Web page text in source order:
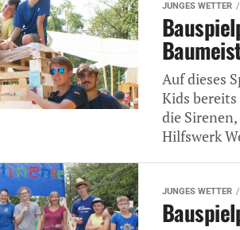
JUNGES WETTER
Auf dieses
Kids
die
Hilfswerk
JUNGES WETTER